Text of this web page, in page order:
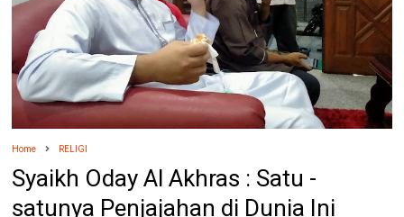
Home RELIGI
Syaikh Oday Al Akhras : Satu -
satunya Penjajahan di Dunia Ini